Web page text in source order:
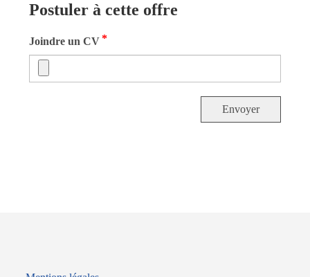
Postuler à cette offre
Joindre un CV *
Envoyer